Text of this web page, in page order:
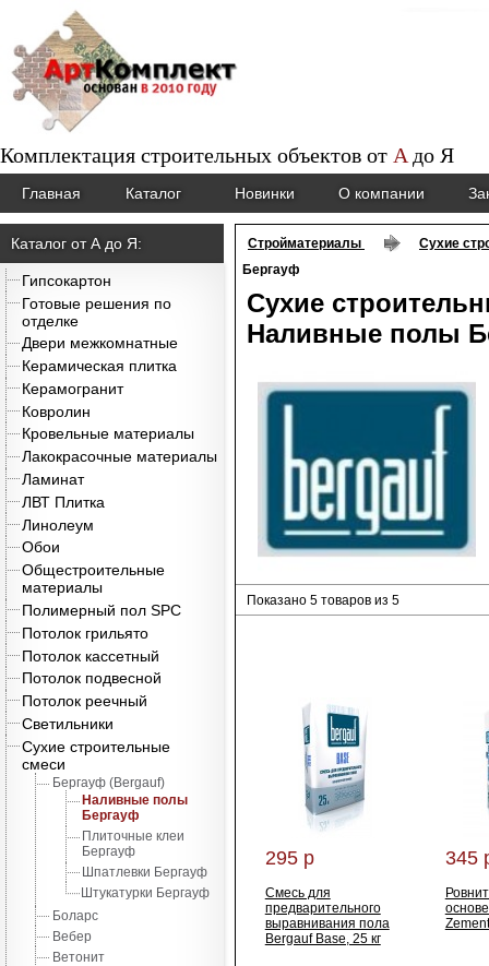
Комплектация строительных объектов от Aдо Я
Главная Каталог Новинки О компании
Каталог от А до Я:
Гипсокартон
Готовые решения по
отделке
Двери межкомнатные
Керамическая плитка
Керамогранит
Ковролин
Кровельные материалы
Лакокрасочные материалы
Ламинат
ЛВТ Плитка
Линолеум
Обои
Общестроительные
материалы
Полимерный пол SPC
Потолок грильято
Потолок кассетный
Потолок подвесной
Потолок реечный
Светильники
Сухие строительные
смеси
Бергауф (Bergauf)
Наливные полы
Бергауф
Плиточные клеи
Бергауф
Шпатлевки Бергауф
Штукатурки Бергауф
Боларс
Вебер
Ветонит
Стройматериалы
Сухие
Бергауф
Сухие
Наливные полы
Показано 5 товаров из 5
295 р
Смесь для
предварительного
выравнивания пола
Bergauf Base, 25 кг
345